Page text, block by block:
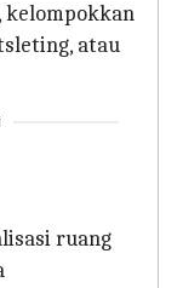
kelompokkan
atau
ruang